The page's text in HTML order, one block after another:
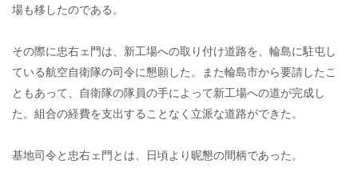
場も移したのである。
その際に忠右ェ門は、新工場への取り付け道路を、輪島に駐屯し
ている航空自衛隊の司令に懇願した。また輪島市から要請したこ
ともあって、自衛隊の隊員の手によって新工場への道が完成し
た。組合の経費を支出することなく立派な道路ができた。
基地司令と忠右ェ門とは、日頃より昵懇の間柄であった。